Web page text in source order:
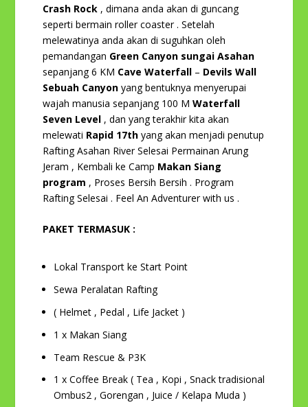
Crash Rock , dimana anda akan di guncang
seperti bermain roller coaster . Setelah
melewatinya anda akan di suguhkan oleh
pemandangan Green Canyon sungai Asahan
sepanjang 6 KM Cave Waterfall – Devils Wall
Sebuah Canyonyang bentuknya menyerupai
wajah manusia sepanjang 100 MWaterfall
Seven Level , dan yang terakhir kita akan
melewati Rapid 17th yang akan menjadi penutup
Rafting Asahan River Selesai Permainan Arung
Jeram , Kembali ke Camp Makan Siang
program , Proses Bersih Bersih . Program
Rafting Selesai . Feel An Adventurer with us .
PAKET TERMASUK :
Lokal Transport ke Start Point
Sewa Peralatan Rafting
( Helmet , Pedal , Life Jacket )
1 x Makan Siang
Team Rescue & P3K
1 x Coffee Break ( Tea , Kopi , Snack tradisional
Ombus2 , Gorengan , Juice / Kelapa Muda )